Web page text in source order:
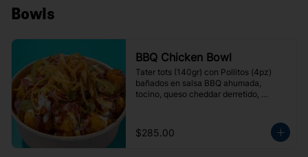
Bowls
BBQ Chicken Bowl
Tater tots (140gr) con Pollitos (4pz)
bañados en salsa BBQ ahumada,
tocino, queso cheddar derretido,
$285.00